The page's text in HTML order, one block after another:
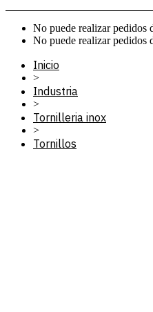
No puede realizar pedidos
No puede realizar pedidos
Inicio
>
Industria
>
Tornilleria inox
>
Tornillos